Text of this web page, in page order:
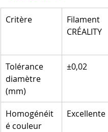
Critère
Filament
CRÉALITY
Tolérance
diamètre
(mm)
±0,02
Homogénéit
é couleur
Excellente